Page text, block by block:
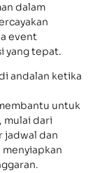
dalam
event
yang tepat.
andalan ketika
untuk
mulai dari
jadwal dan